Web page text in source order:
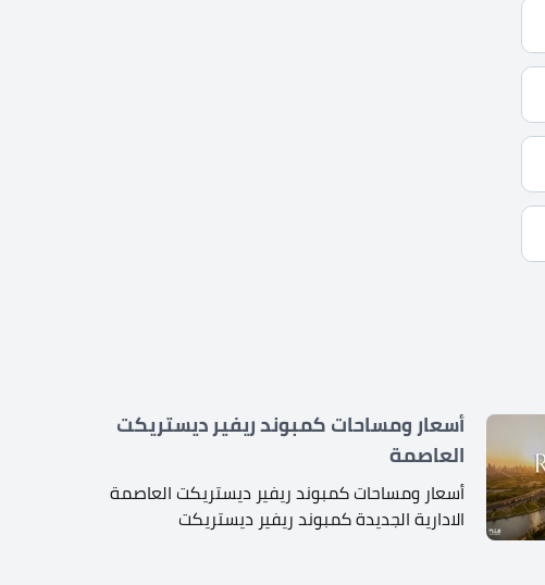
أسعار ومساحات كمبوند ريفير ديستريكت
العاصمة
أسعار ومساحات كمبوند ريفير ديستريكت العاصمة
الادارية الجديدة كمبوند ريفير ديستريكت